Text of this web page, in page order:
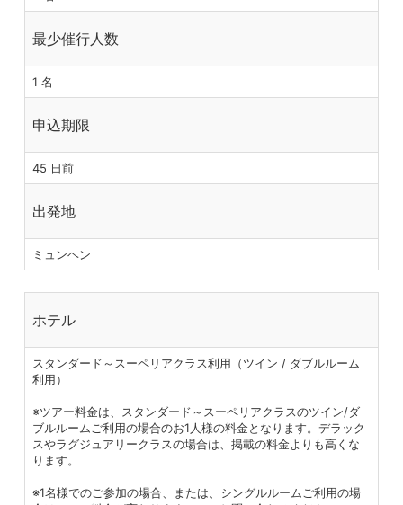
最少催行人数
1 名
申込期限
45 日前
出発地
ミュンヘン
ホテル
スタンダード～スーペリアクラス利用（ツイン / ダブルルーム
利用）
※ツアー料金は、スタンダード～スーペリアクラスのツイン/ダ
ブルルームご利用の場合のお1人様の料金となります。デラック
スやラグジュアリークラスの場合は、掲載の料金よりも高くな
ります。
※1名様でのご参加の場合、または、シングルルームご利用の場